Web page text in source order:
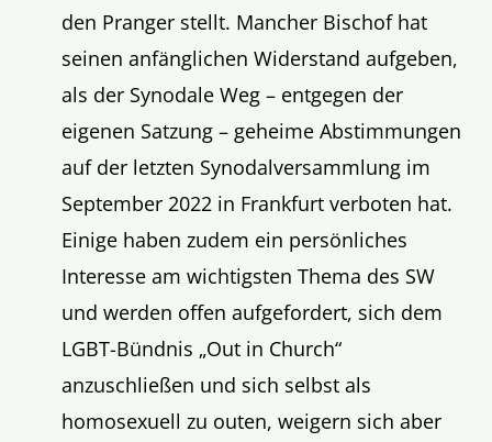
den Pranger stellt. Mancher Bischof hat
seinen anfänglichen Widerstand aufgeben,
als der Synodale Weg – entgegen der
eigenen Satzung – geheime Abstimmungen
auf der letzten Synodalversammlung im
September 2022 in Frankfurt verboten hat.
Einige haben zudem ein persönliches
Interesse am wichtigsten Thema des SW
und werden offen aufgefordert, sich dem
LGBT-Bündnis „Out in Church“
anzuschließen und sich selbst als
homosexuell zu outen, weigern sich aber